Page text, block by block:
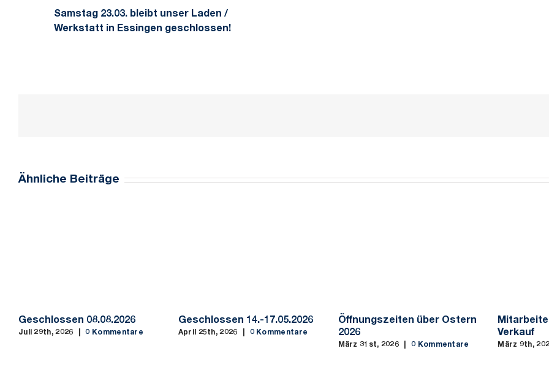
Samstag 23.03. bleibt unser Laden /
Werkstatt in Essingen geschlossen!
Ähnliche Beiträge
Geschlossen 08.08.2026
Juli 29th, 2026 0 Kommentare
Geschlossen 14.-17.05.2026
April 25th, 2026 0 Kommentare
Öffnungszeiten über Ostern
2026
März 31st, 2026 0 Kommentare
Verkauf
März 9th,